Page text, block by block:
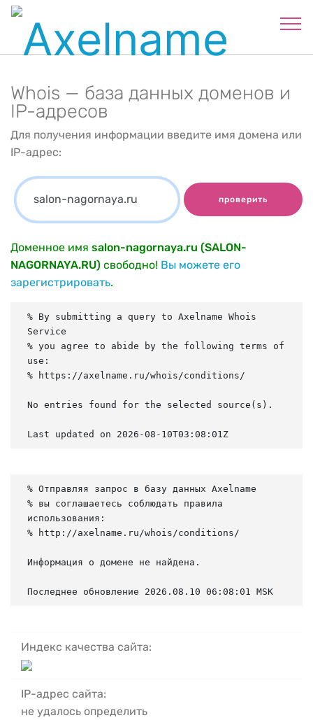
Whois — база данных доменов и
IP-адресов
Для получения информации введите имя домена или
IP-адрес:
проверить
Доменное имя salon-nagornaya.ru (SALON-
NAGORNAYA.RU) свободно! Вы можете его
зарегистрировать.
% By submitting a query to Axelname Whois
Service
% you agree to abide by the following terms of
use:
% https://axelname.ru/whois/conditions/
No entries found for the selected source(s).
Last updated on 2026-08-10T03:08:01Z
% Отправляя запрос в базу данных Axelname
% вы соглашаетесь соблюдать правила
использования:
% http://axelname.ru/whois/conditions/
Информация о домене не найдена.
Последнее обновление 2026.08.10 06:08:01 MSK
Индекс качества сайта:
IP-адрес сайта:
не удалось определить